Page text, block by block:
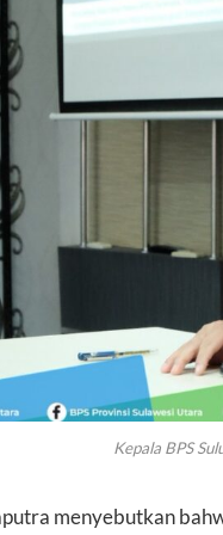
Kepala BPS
menyebutkan